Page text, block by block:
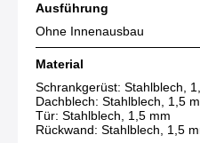
Ausführung
Ohne Innenausbau
Material
Schrankgerüst: Stahlblech,
Dachblech: Stahlblech, 1,5
Tür: Stahlblech, 1,5 mm
Rückwand: Stahlblech, 1,5